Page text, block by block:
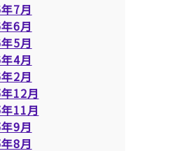
7月
6月
5月
4月
2月
12月
11月
9月
8月